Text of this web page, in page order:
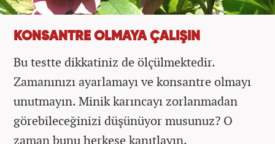
KONSANTRE OLMAYA ÇALIŞIN
Bu testte dikkatiniz de ölçülmektedir.
Zamanınızı ayarlamayı ve konsantre olmayı
unutmayın. Minik karıncayı zorlanmadan
görebileceğinizi düşünüyor musunuz? O
zaman bunu herkese kanıtlayın.